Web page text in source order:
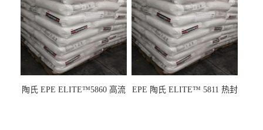
陶氏 EPE ELITE™5860 高流
EPE 陶氏 ELITE™ 5811 热封